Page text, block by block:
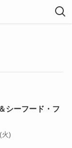
シーフード・フ
火)